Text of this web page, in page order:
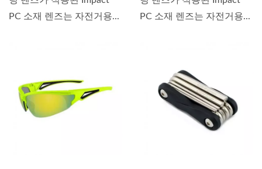
PC 소재 렌즈는 자전거용...
PC 소재 렌즈는 자전거용...